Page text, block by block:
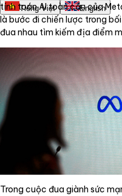
Tiếng Việt English
tính toán AI toàn cầu của
là bước đi chiến lược trong
đua nhau tìm kiếm địa điểm
Trong cuộc đua giành sức